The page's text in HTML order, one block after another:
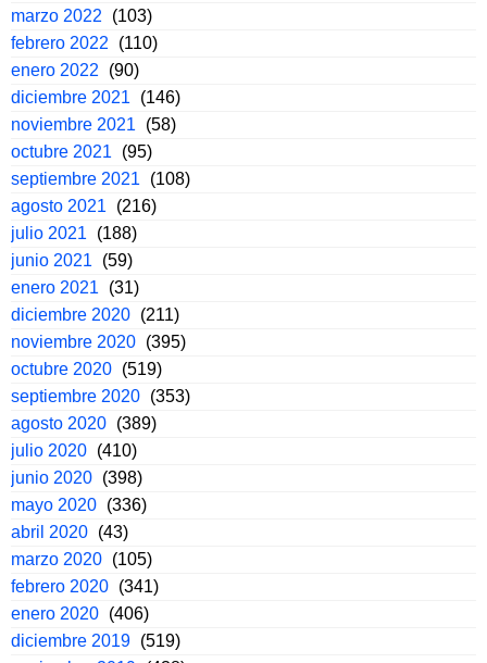
marzo 2022
(103)
febrero 2022
(110)
enero 2022
(90)
diciembre 2021
(146)
noviembre 2021
(58)
octubre 2021
(95)
septiembre 2021
(108)
agosto 2021
(216)
julio 2021
(188)
junio 2021
(59)
enero 2021
(31)
diciembre 2020 (211)
noviembre 2020 (395)
octubre 2020 (519)
septiembre 2020 (353)
agosto 2020 (389)
julio 2020 (410)
junio 2020 (398)
mayo 2020 (336)
abril 2020 (43)
marzo 2020 (105)
febrero 2020 (341)
enero 2020 (406)
diciembre 2019 (519)